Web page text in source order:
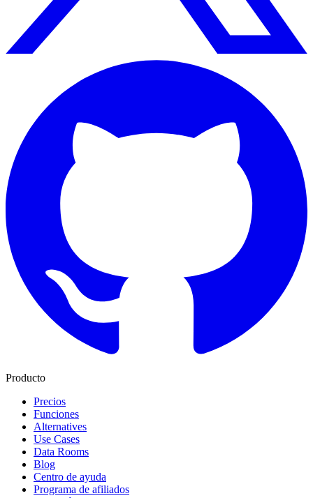
Producto
Precios
Funciones
Alternatives
Use Cases
Data Rooms
Blog
Centro de ayuda
Programa de afiliados